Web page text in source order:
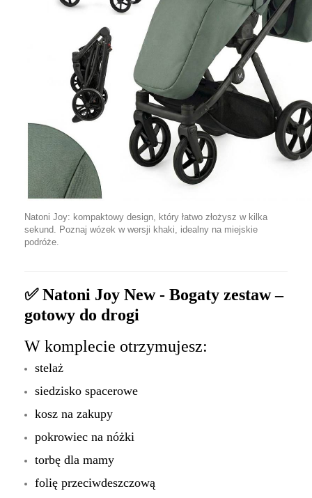
Natoni Joy: kompaktowy design, który łatwo złożysz w kilka
sekund. Poznaj wózek w wersji khaki, idealny na miejskie
podróże.
✅ Natoni Joy New - Bogaty zestaw –
gotowy do drogi
W komplecie otrzymujesz:
stelaż
siedzisko spacerowe
kosz na zakupy
pokrowiec na nóżki
torbę dla mamy
folię przeciwdeszczową